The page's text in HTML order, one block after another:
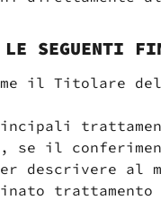
LE SEGUENTI
il Titolare
il
descrivere al